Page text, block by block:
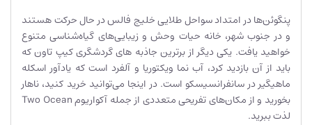
پنگوئن‌ها در امتداد سواحل طلایی خلیج فالس در حال حرکت هستند
و در جنوب شهر، خانه حیات وحش و زیبایی‌های گیاه‌شناسی متنوع
خواهید یافت. یکی دیگر از برترین جاذبه های گردشگری کیپ تاون که
باید از آن بازدید کرد، آب نما ویکتوریا و آلفرد است که یادآور اسکله
ماهیگیر در سانفرانسیسکو است. در اینجا می‌توانید خرید کنید، ناهار
بخورید و از مکان‌های تفریحی متعددی از جمله آکواریوم Two Ocean
لذت ببرید.